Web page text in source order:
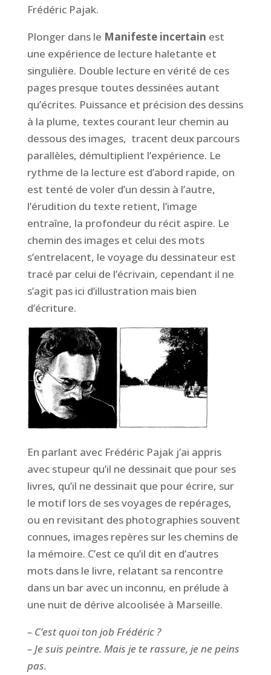
Frédéric Pajak.
Plonger dans le Manifeste incertain est
une expérience de lecture haletante et
singulière. Double lecture en vérité de ces
pages presque toutes dessinées autant
qu’écrites. Puissance et précision des dessins
à la plume, textes courant leur chemin au
dessous des images, tracent deux parcours
parallèles, démultiplient l’expérience. Le
rythme de la lecture est d’abord rapide, on
est tenté de voler d’un dessin à l’autre,
l’érudition du texte retient, l’image
entraîne, la profondeur du récit aspire. Le
chemin des images et celui des mots
s’entrelacent, le voyage du dessinateur est
tracé par celui de l’écrivain, cependant il ne
s’agit pas ici d’illustration mais bien
d’écriture.
En parlant avec Frédéric Pajak j’ai appris
avec stupeur qu’il ne dessinait que pour ses
livres, qu’il ne dessinait que pour écrire, sur
le motif lors de ses voyages de repérages,
ou en revisitant des photographies souvent
connues, images repères sur les chemins de
la mémoire. C’est ce qu’il dit en d’autres
mots dans le livre, relatant sa rencontre
dans un bar avec un inconnu, en prélude à
une nuit de dérive alcoolisée à Marseille.
– C’est quoi ton job Frédéric ?
– Je suis peintre. Mais je te rassure, je ne peins
pas.